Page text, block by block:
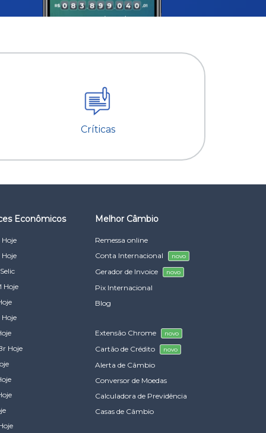
Críticas
Econômicos
Hoje
Hoje
Hoje
Hoje
Hoje
Melhor Câmbio
Remessa online
Conta Internacional
novo
Gerador de Invoice novo
Pix Internacional
Blog
Extensão Chrome novo
Cartão de Crédito novo
Alerta de Câmbio
Conversor de Moedas
Calculadora de Previdência
Casas de Câmbio